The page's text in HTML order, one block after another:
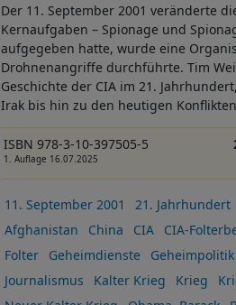
Der 11. September 2001 veränderte
Kernaufgaben – Spionage und
aufgegeben hatte, wurde eine
Drohnenangriffe durchführte. Tim
Geschichte der CIA im 21.
Irak bis hin zu den heutigen
ISBN 978-3-10-397505-5
1. Auflage 16.07.2025
11. September 2001 21. Jahrhundert
Afghanistan
China CIA CIA-
Folter
Geheimdienste Geheimpolitik
Journalismus
Kalter Krieg Krieg